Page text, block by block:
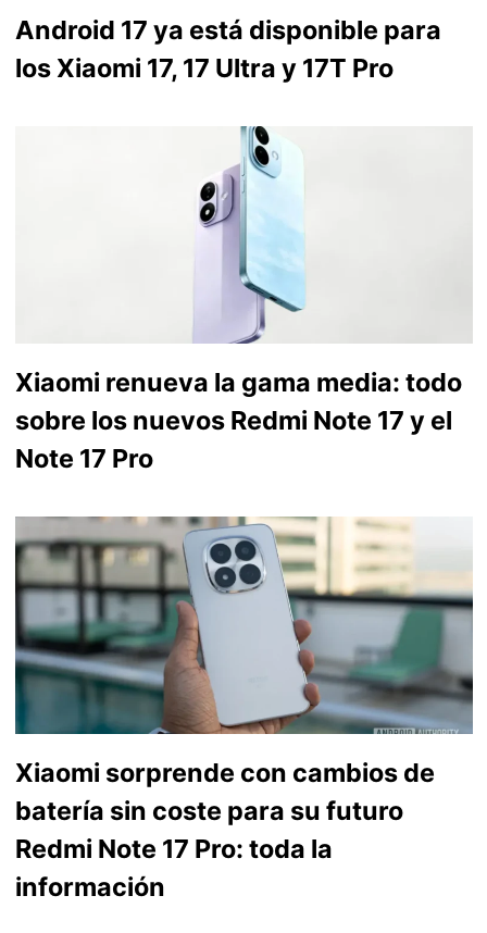
Android 17 ya está disponible para
los Xiaomi 17, 17 Ultra y 17T Pro
Xiaomi renueva la gama media: todo
sobre los nuevos Redmi Note 17 y el
Note 17 Pro
Xiaomi sorprende con cambios de
batería sin coste para su futuro
Redmi Note 17 Pro: toda la
información